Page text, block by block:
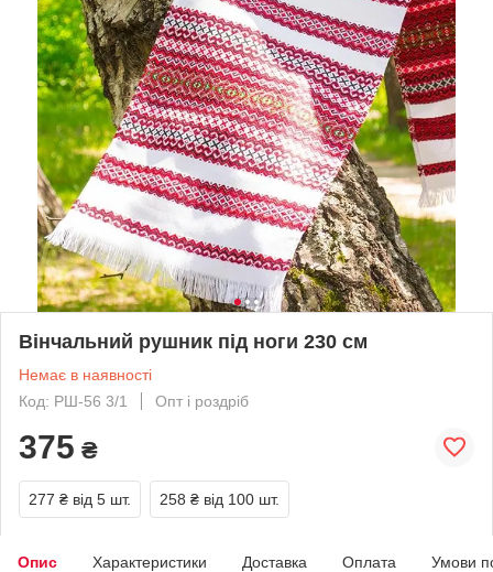
Вінчальний рушник під ноги 230 см
Немає в наявності
Код: РШ-56 3/1
Опт і роздріб
375 ₴
277 ₴ від 5 шт. 258 ₴ від 100 шт.
Опис Характеристики Доставка Оплата Умови